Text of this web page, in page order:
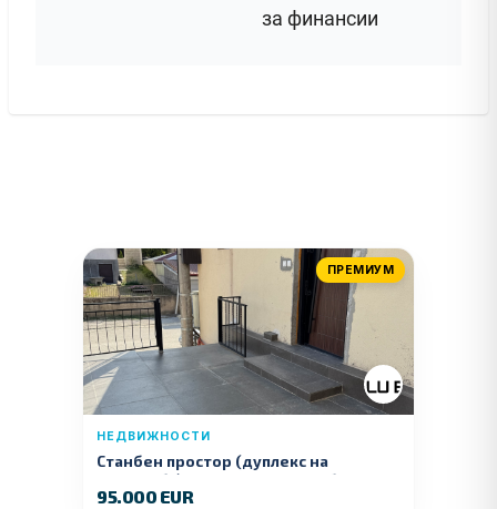
за финансии
ПРЕМИУМ
НЕДВИЖНОСТИ
Станбен простор (дуплекс на
продажба) – Ул. Стојан Арсов бр. 1,
Куманово
95.000 EUR